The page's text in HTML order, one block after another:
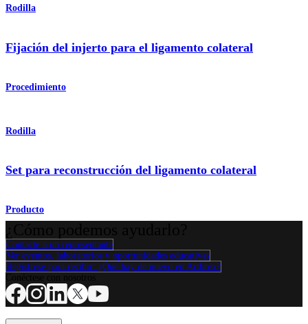
Rodilla
Fijación del injerto para el ligamento colateral
Procedimiento
Rodilla
Set para reconstrucción del ligamento colateral
Producto
Contacte a un representante
Ver eventos, laboratorios y oportunidades educativas
Regístrese para recibir: ¿Qué hay de nuevo en Arthrex?